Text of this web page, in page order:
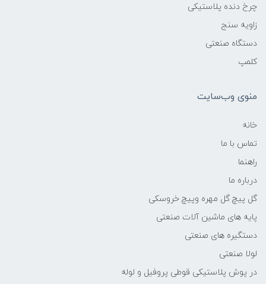
چرخ دنده پلاستیکی
زاویه سنج
دستگاه صنعتی
کلمپ
منوی وب‌سایت
خانه
تماس با ما
راهنما
درباره ما
گل پیچ گل مهره وپیچ خروسکی
پایه های ماشین آلات صنعتی
دستگیره های صنعتی
لولا صنعتی
در پوش پلاستیکی قوطی پروفیل و لوله